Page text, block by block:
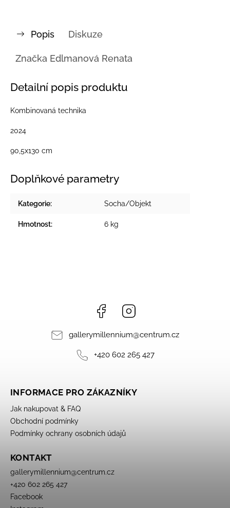
Popis Diskuze
Značka Edlmanová Renata
Detailní popis produktu
Kombinovaná technika
2024
90,5x130 cm
Doplňkové parametry
Kategorie: Socha/Objekt
Hmotnost: 6 kg
Facebook
gallerymillennium@centrum.cz
+420 602 265 427
INFORMACE PRO ZÁKAZNÍKY
Jak nakupovat & FAQ
Obchodní podmínky
Podmínky ochrany osobních údajů
KONTAKT
gallerymillennium@centrum.cz
+420 602 265 427
Facebook